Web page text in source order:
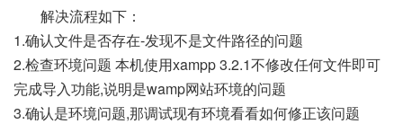
解决流程如下：
1.确认文件是否存在-发现不是文件路径的问题
2.检查环境问题 本机使用xampp 3.2.1不修改任何文件即可
完成导入功能,说明是wamp网站环境的问题
3.确认是环境问题,那调试现有环境看看如何修正该问题